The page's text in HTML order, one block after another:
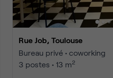
Rue Job, Toulouse
Bureau privé • coworking
3 postes • 13 m2